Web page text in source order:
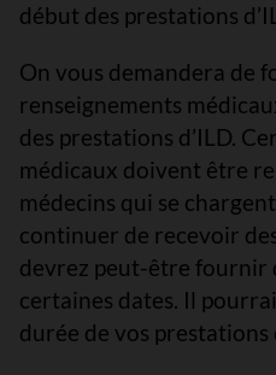
début des prestations
On vous demandera de
renseignements
des prestations d’ILD.
médicaux doivent être
médecins qui se
continuer de recevoir
devrez peut-être fournir
certaines dates. Il
durée de vos prestations